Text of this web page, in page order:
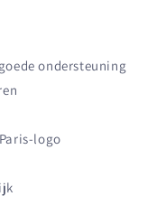
ondersteuning
logo